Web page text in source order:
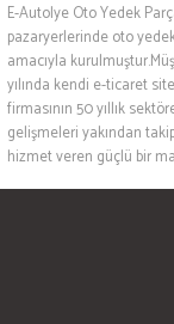
E-Autolye Oto Yedek
pazaryerlerinde oto
amacıyla
yılında kendi e-ticaret
firmasının 50 yıllık
gelişmeleri yakından
hizmet veren güçlü bir